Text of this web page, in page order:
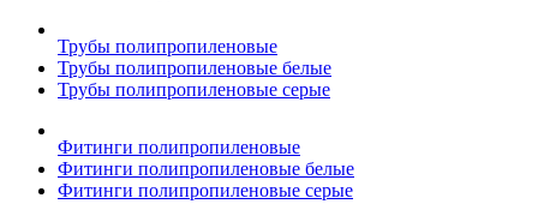
Трубы полипропиленовые
Трубы полипропиленовые белые
Трубы полипропиленовые серые
Фитинги полипропиленовые
Фитинги полипропиленовые белые
Фитинги полипропиленовые серые